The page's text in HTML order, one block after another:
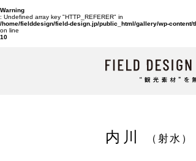
Warning
: Undefined array key "HTTP_REFERER" in
/home/fielddesign/field-design.jp/public_html/gallery/wp-
on line
10
内川 （射水）